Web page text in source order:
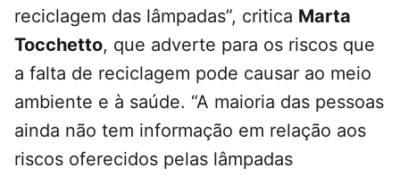
reciclagem das lâmpadas”, critica Marta
Tocchetto, que adverte para os riscos que
a falta de reciclagem pode causar ao meio
ambiente e à saúde. “A maioria das pessoas
ainda não tem informação em relação aos
riscos oferecidos pelas lâmpadas